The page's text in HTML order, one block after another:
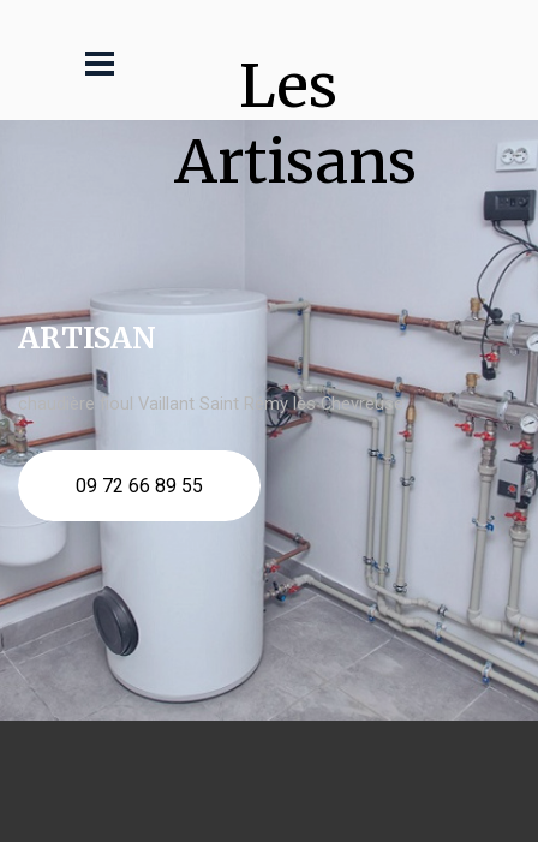
Les
Artisans
ARTISAN
chaudière fioul Vaillant Saint Rémy lès Chevreuse
09 72 66 89 55